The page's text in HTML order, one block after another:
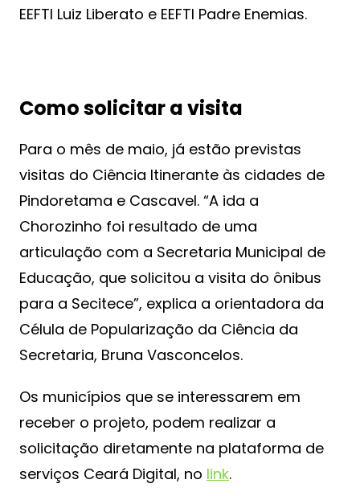
EEFTI Luiz Liberato e EEFTI Padre Enemias.
Como solicitar a visita
Para o mês de maio, já estão previstas
visitas do Ciência Itinerante às cidades de
Pindoretama e Cascavel. “A ida a
Chorozinho foi resultado de uma
articulação com a Secretaria Municipal de
Educação, que solicitou a visita do ônibus
para a Secitece”, explica a orientadora da
Célula de Popularização da Ciência da
Secretaria, Bruna Vasconcelos.
Os municípios que se interessarem em
receber o projeto, podem realizar a
solicitação diretamente na plataforma de
serviços Ceará Digital, no link.